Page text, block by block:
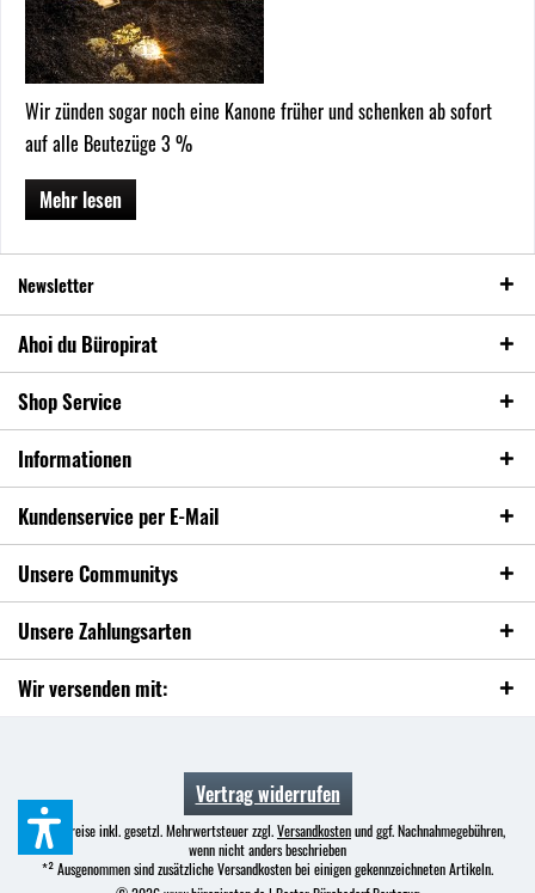
Wir zünden sogar noch eine Kanone früher und schenken ab sofort
auf alle Beutezüge 3 %
Mehr lesen
Newsletter
Ahoi du Büropirat
Shop Service
Informationen
Kundenservice per E-Mail
Unsere Communitys
Unsere Zahlungsarten
Wir versenden mit:
Vertrag widerrufen
* Alle Preise inkl. gesetzl. Mehrwertsteuer zzgl.Versandkostenund ggf. Nachnahmegebühren,
wenn nicht anders beschrieben
*² Ausgenommen sind zusätzliche Versandkosten bei einigen gekennzeichneten Artikeln.